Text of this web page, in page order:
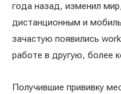
года назад, изменил
дистанционным и
зачастую появились
работе в другую, более
Получившие прививку